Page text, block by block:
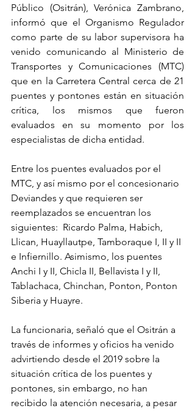
Público (Ositrán), Verónica Zambrano,
informó que el Organismo Regulador
como parte de su labor supervisora ha
venido comunicando al Ministerio de
Transportes y Comunicaciones (MTC)
que en la Carretera Central cerca de 21
puentes y pontones están en situación
crítica, los mismos que fueron
evaluados en su momento por los
especialistas de dicha entidad.
Entre los puentes evaluados por el
MTC, y así mismo por el concesionario
Deviandes y que requieren ser
reemplazados se encuentran los
siguientes:  Ricardo Palma, Habich,
Llican, Huayllautpe, Tamboraque I, II y II
e Infiernillo. Asimismo, los puentes
Anchi I y II, Chicla II, Bellavista I y II,
Tablachaca, Chinchan, Ponton, Ponton
Siberia y Huayre.
La funcionaria, señaló que el Ositrán a
través de informes y oficios ha venido
advirtiendo desde el 2019 sobre la
situación crítica de los puentes y
pontones, sin embargo, no han
recibido la atención necesaria, a pesar